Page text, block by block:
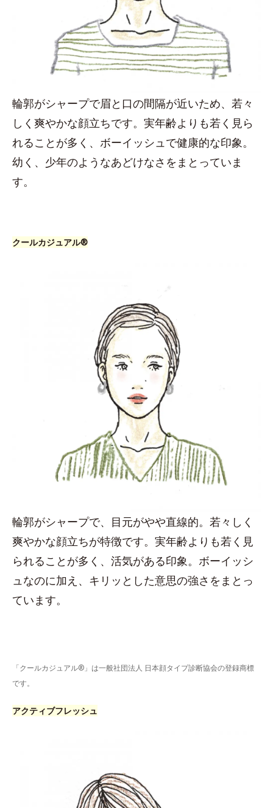
輪郭がシャープで眉と口の間隔が近いため、若々
しく爽やかな顔立ちです。実年齢よりも若く見ら
れることが多く、ボーイッシュで健康的な印象。
幼く、少年のようなあどけなさをまとっていま
す。
クールカジュアル®
輪郭がシャープで、目元がやや直線的。若々しく
爽やかな顔立ちが特徴です。実年齢よりも若く見
られることが多く、活気がある印象。ボーイッシ
ュなのに加え、キリッとした意思の強さをまとっ
ています。
「クールカジュアル®」は一般社団法人 日本顔タイプ診断協会の登録商標
です。
アクティブフレッシュ